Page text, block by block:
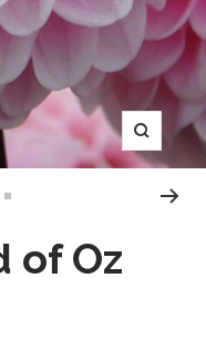
Zoom
6 of Oz